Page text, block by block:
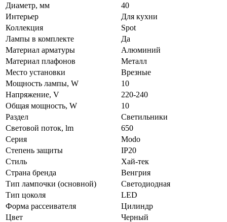
Диаметр, мм
40
Интерьер
Для кухни
Коллекция
Spot
Лампы в комплекте
Да
Материал арматуры
Алюминий
Материал плафонов
Металл
Место установки
Врезные
Мощность лампы, W
10
Напряжение, V
220-240
Общая мощность, W
10
Раздел
Светильники
Световой поток, lm
650
Серия
Modo
Степень защиты
IP20
Стиль
Хай-тек
Страна бренда
Венгрия
Тип лампочки (основной)
Светодиодная
Тип цоколя
LED
Форма рассеивателя
Цилиндр
Цвет
Черный